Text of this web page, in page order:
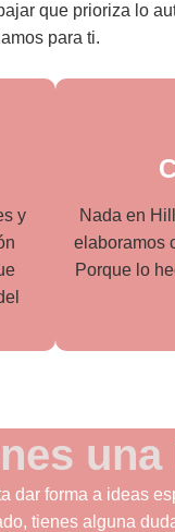
que prioriza lo
para ti.
y
Nada en
elaboramos
Porque lo
dar forma a ideas
tienes alguna